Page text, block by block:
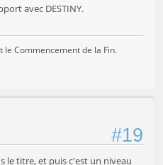
avec DESTINY.
le Commencement de la Fin.
#19
le titre, et puis c'est un niveau